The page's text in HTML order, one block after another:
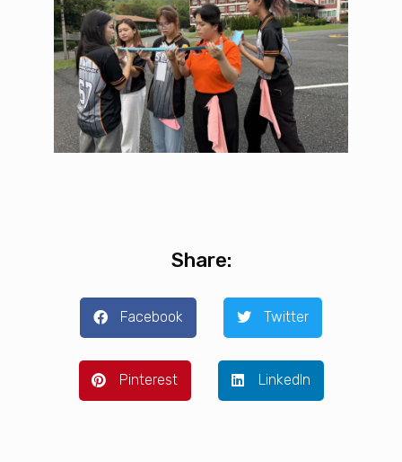
Share:
Facebook Twitter
Pinterest LinkedIn